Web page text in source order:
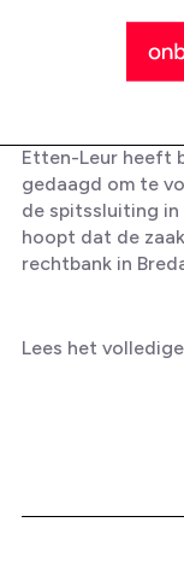
Leur sleept
Etten-Leur heeft
gedaagd om te
de spitssluiting in
hoopt dat de
rechtbank in
Lees het